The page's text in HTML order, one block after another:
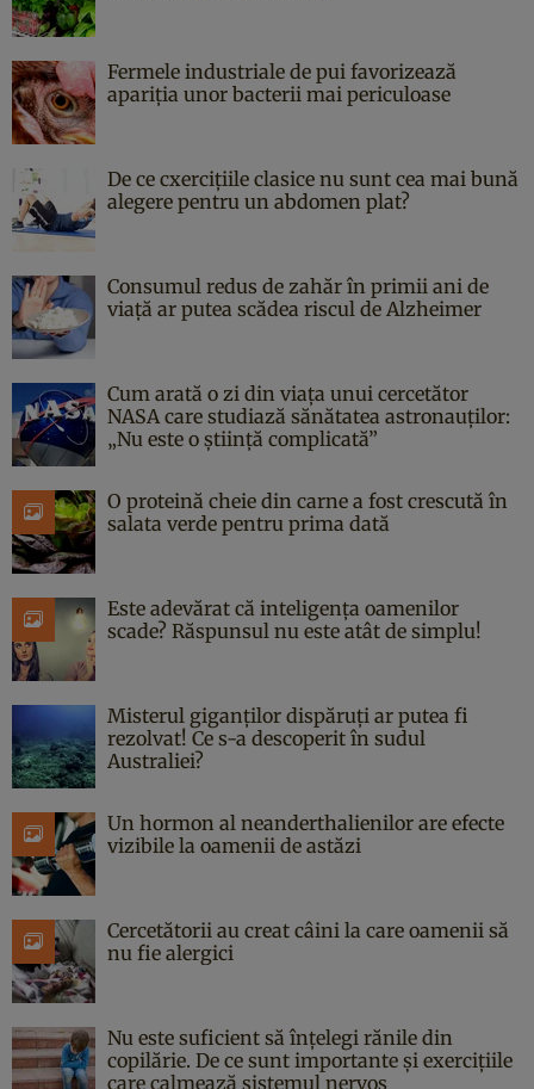
Fermele industriale de pui favorizează
apariția unor bacterii mai periculoase
De ce cxercițiile clasice nu sunt cea mai bună
alegere pentru un abdomen plat?
Consumul redus de zahăr în primii ani de
viață ar putea scădea riscul de Alzheimer
Cum arată o zi din viața unui cercetător
NASA care studiază sănătatea astronauților:
„Nu este o știință complicată”
O proteină cheie din carne a fost crescută în
salata verde pentru prima dată
Este adevărat că inteligența oamenilor
scade? Răspunsul nu este atât de simplu!
Misterul giganților dispăruți ar putea fi
rezolvat! Ce s-a descoperit în sudul
Australiei?
Un hormon al neanderthalienilor are efecte
vizibile la oamenii de astăzi
Cercetătorii au creat câini la care oamenii să
nu fie alergici
Nu este suficient să înțelegi rănile din
copilărie. De ce sunt importante și exercițiile
care calmează sistemul nervos